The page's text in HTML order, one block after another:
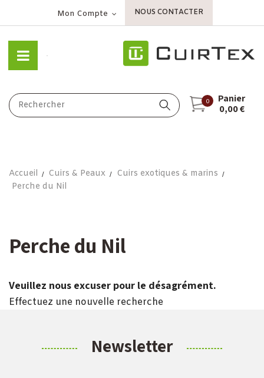
Mon Compte NOUS CONTACTER
0
Panier
0,00 €
Accueil Cuirs & Peaux
Cuirs exotiques & marins
Perche du Nil
Perche du Nil
Veuillez nous excuser pour le désagrément.
Effectuez une nouvelle recherche
Newsletter